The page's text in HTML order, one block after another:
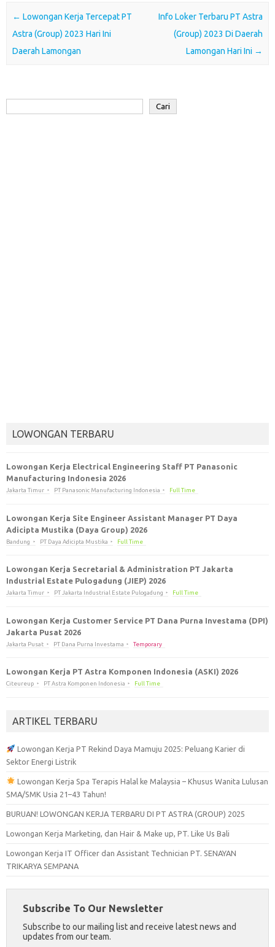
o
o
k
e
r
A
p
p
d
I
a
r
Post navigation
← Lowongan Kerja Tercepat PT
Astra (Group) 2023 Hari Ini
Daerah Lamongan
Info Loker Terbaru PT Astra
(Group) 2023 Di Daerah
Lamongan Hari Ini →
Cari
Cari
LOWONGAN TERBARU
Lowongan Kerja Electrical Engineering Staff PT Panasonic
Manufacturing Indonesia 2026
Jakarta Timur PT Panasonic Manufacturing Indonesia Full Time
Lowongan Kerja Site Engineer Assistant Manager PT Daya
Adicipta Mustika (Daya Group) 2026
Bandung PT Daya Adicipta Mustika Full Time
Lowongan Kerja Secretarial & Administration PT Jakarta
Industrial Estate Pulogadung (JIEP) 2026
Jakarta Timur PT Jakarta Industrial Estate Pulogadung Full Time
Lowongan Kerja Customer Service PT Dana Purna Investama (DPI)
Jakarta Pusat 2026
Jakarta Pusat PT Dana Purna Investama Temporary
Lowongan Kerja PT Astra Komponen Indonesia (ASKI) 2026
Citeureup PT Astra Komponen Indonesia Full Time
ARTIKEL TERBARU
Lowongan Kerja PT Rekind Daya Mamuju 2025: Peluang Karier di
Sektor Energi Listrik
Lowongan Kerja Spa Terapis Halal ke Malaysia – Khusus Wanita Lulusan
SMA/SMK Usia 21–43 Tahun!
BURUAN! LOWONGAN KERJA TERBARU DI PT ASTRA (GROUP) 2025
Lowongan Kerja Marketing, dan Hair & Make up, PT. Like Us Bali
Lowongan Kerja IT Officer dan Assistant Technician PT. SENAYAN
TRIKARYA SEMPANA
Subscribe To Our Newsletter
Subscribe to our mailing list and receive latest news and
updates from our team.